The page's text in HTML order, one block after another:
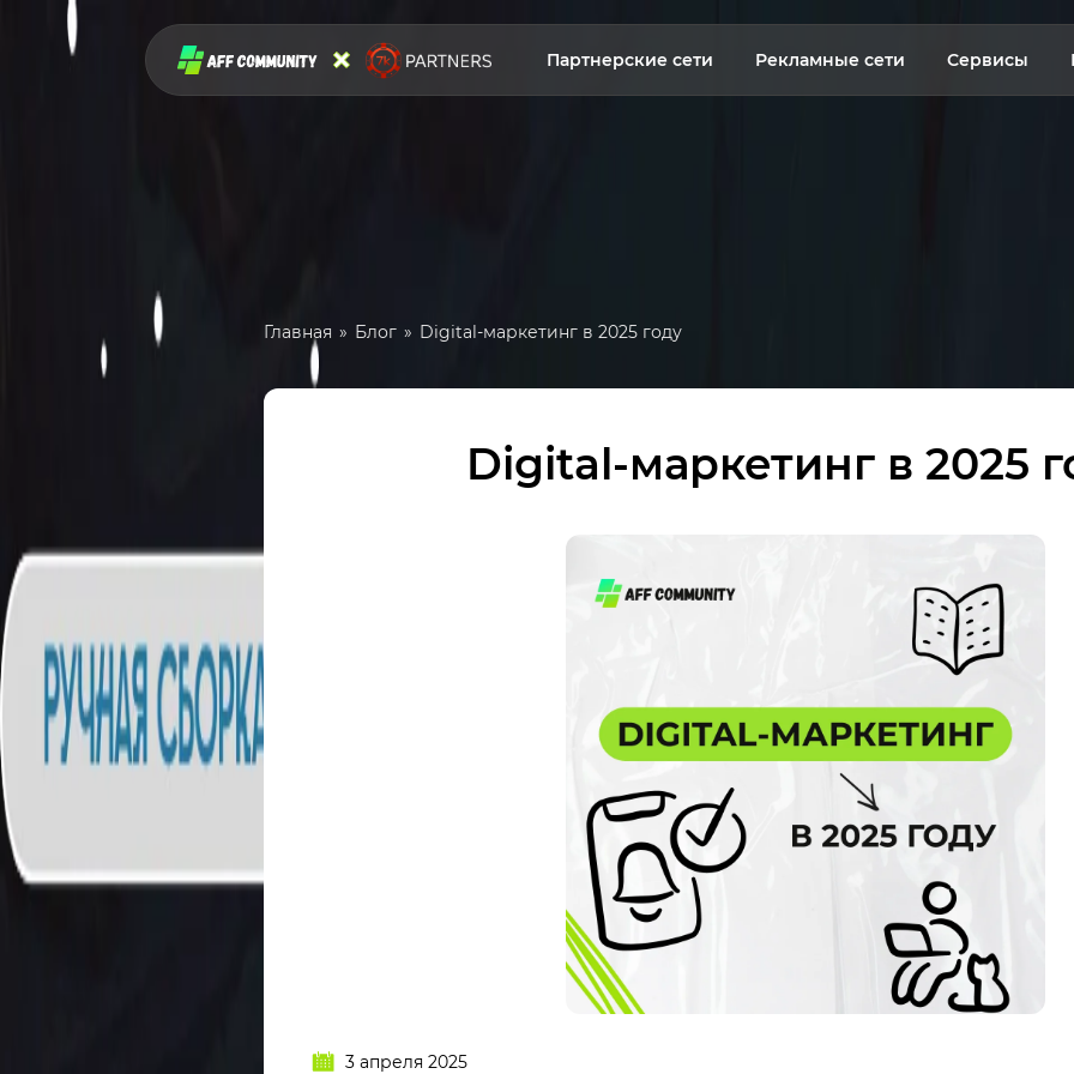
Партнерские сети Рекламные сети Сервисы
Главная Блог Digital-маркетинг в 2025 году
Digital-маркетинг в 2025
3 апреля 2025